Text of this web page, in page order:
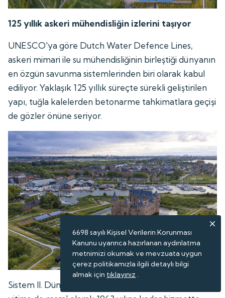
125 yıllık askeri mühendisliğin izlerini taşıyor
UNESCO'ya göre Dutch Water Defence Lines,
askeri mimari ile su mühendisliğinin birleştiği dünyanın
en özgün savunma sistemlerinden biri olarak kabul
ediliyor. Yaklaşık 125 yıllık süreçte sürekli geliştirilen
yapı, tuğla kalelerden betonarme tahkimatlara geçişi
de gözler önüne seriyor.
Sistem II. Dünya Savaşı'nın ardından askeri önemini
6698 sayılı Kişisel Verilerin Korunması
Kanunu uyarınca hazırlanan aydınlatma
metnimizi okumak ve mevzuata uygun
çerez politikamızla ilgili detaylı bilgi
almak için tıklayınız .